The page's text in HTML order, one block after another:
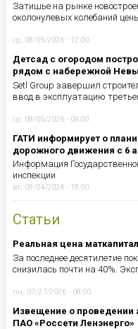
Затишье на рынке
околонулевых колебаний
ср, 08/05/2026 - 12:00
Детсад с огородом
рядом с набережной Невы
Setl Group завершил
ввод в эксплуатацию
ср, 08/05/2026 - 09:00
ГАТИ информирует о
дорожного движения с 6
Информация
инспекции
вт, 08/04/2026 - 18:00
Статьи
Реальная цена
За последнее десятилетие
снизилась почти на 40%.
пн, 07/27/2026 - 08:00
Извещение о проведении
ПАО «Россети Ленэнерго»